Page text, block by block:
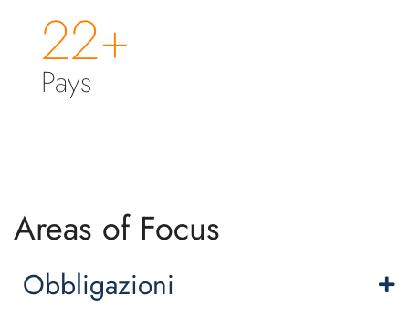
22+
Pays
Areas of Focus
Obbligazioni